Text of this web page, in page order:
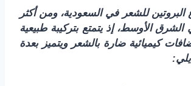
للشعر في السعودية، ومن أكثر
الشرق الأوسط، إذ يتمتع بتركيبة طبيعية
كيميائية ضارة بالشعر ويتميز بعدة
يلي: